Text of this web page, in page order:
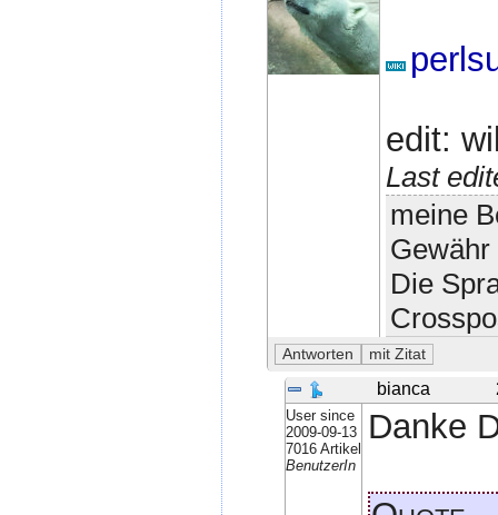
edit:
Last
meine
Die
bianca
User since
2009-09-13
7016 Artikel
BenutzerIn
Danke